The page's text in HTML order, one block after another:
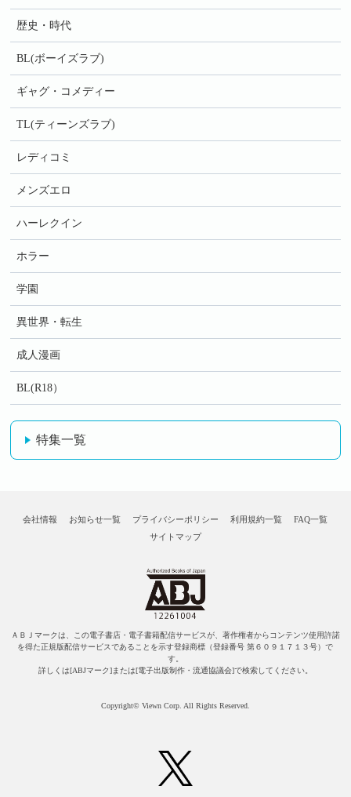
歴史・時代
BL(ボーイズラブ)
ギャグ・コメディー
TL(ティーンズラブ)
レディコミ
メンズエロ
ハーレクイン
ホラー
学園
異世界・転生
成人漫画
BL(R18）
特集一覧
会社情報 お知らせ一覧 プライバシーポリシー 利用規約一覧
FAQ一覧
サイトマップ
ＡＢＪマークは、この電子書店・電子書籍配信サービスが、著作権者からコンテンツ使用許諾
を得た正規版配信サービスであることを示す登録商標（登録番号 第６０９１７１３号）で
す。
詳しくは[ABJマーク]または[電子出版制作・流通協議会]で検索してください。
Copyright© Viewn Corp. All Rights Reserved.